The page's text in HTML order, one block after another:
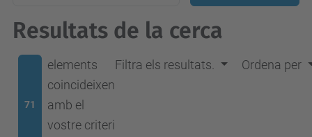
Resultats de la cerca
71
elements
coincideixen
amb el
vostre criteri
Filtra els resultats. Ordena per